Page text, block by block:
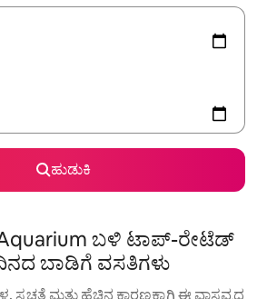
ಹುಡುಕಿ
Aquarium ಬಳಿ ಟಾಪ್-ರೇಟೆಡ್
ಬಾಡಿಗೆ ವಸತಿಗಳು
ಸ್ವಚ್ಛತೆ ಮತ್ತು ಹೆಚ್ಚಿನ ಕಾರಣಕ್ಕಾಗಿ ಈ ವಾಸ್ತವ್ಯದ